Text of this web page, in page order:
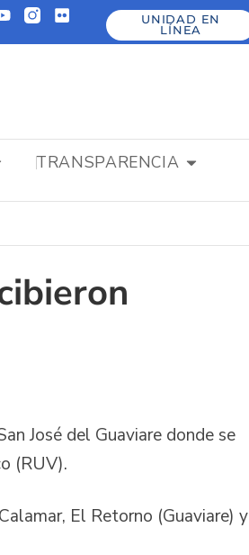
UNIDAD EN
LÍNEA
TRANSPARENCIA
de búsqueda
José del Guaviare donde se
(RUV).
El Retorno (Guaviare) y